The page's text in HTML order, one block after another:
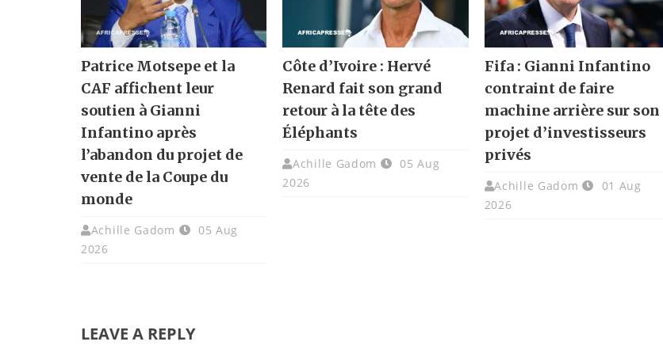
Patrice Motsepe et la
CAF affichent leur
soutien à Gianni
Infantino après
l’abandon du projet de
vente de la Coupe du
monde
Achille Gadom
05 Aug
2026
Côte d’Ivoire : Hervé
Renard fait son grand
retour à la tête des
Éléphants
Achille Gadom
05 Aug
2026
Fifa : Gianni Infantino
contraint de faire
machine arrière sur son
projet d’investisseurs
privés
Achille Gadom
01 Aug
2026
LEAVE A REPLY